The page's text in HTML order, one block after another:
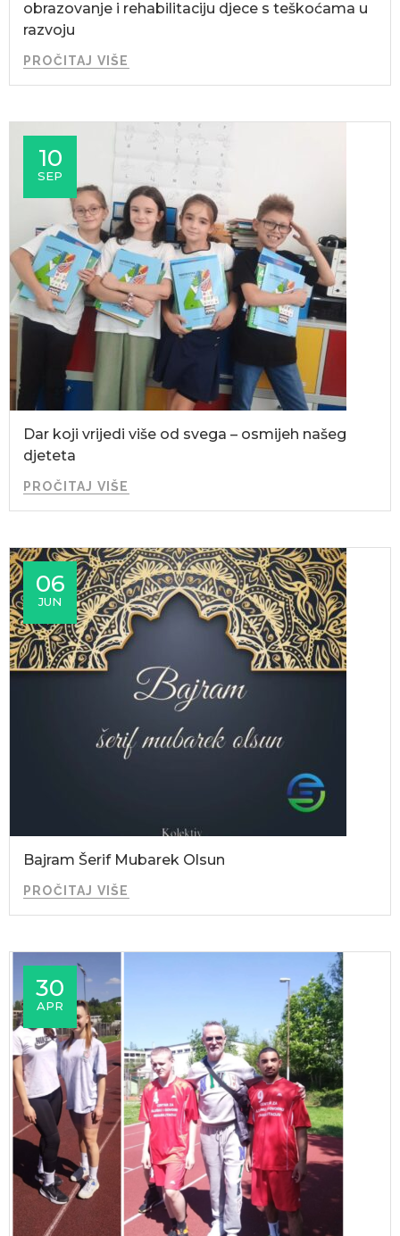
obrazovanje i rehabilitaciju djece s teškoćama u
razvoju
PROČITAJ VIŠE
10
SEP
Dar koji vrijedi više od svega – osmijeh našeg
djeteta
PROČITAJ VIŠE
06
JUN
Bajram Šerif Mubarek Olsun
PROČITAJ VIŠE
30
APR